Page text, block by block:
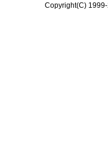
Copyright(C)